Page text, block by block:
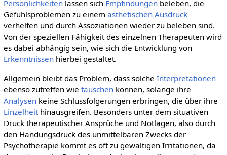
Persönlichkeitenlassen sich Empfindungenbeleben, die
Gefühlsproblemen zu einem ästhetischen Ausdruck
verhelfen und durch Assoziationen wieder zu beleben sind.
Von der speziellen Fähigkeit des einzelnen Therapeuten wird
es dabei abhängig sein, wie sich die Entwicklung von
Erkenntnissenhierbei gestaltet.
Allgemein bleibt das Problem, dass solche Interpretationen
ebenso zutreffen wie täuschenkönnen, solange ihre
Analysenkeine Schlussfolgerungen erbringen, die über ihre
Einzelheithinausgreifen. Besonders unter dem situativen
Druck therapeutischer Ansprüche und Notlagen, also durch
den Handungsdruck des unmittelbaren Zwecks der
Psychotherapie kommt es oft zu gewaltigen Irritationen, da